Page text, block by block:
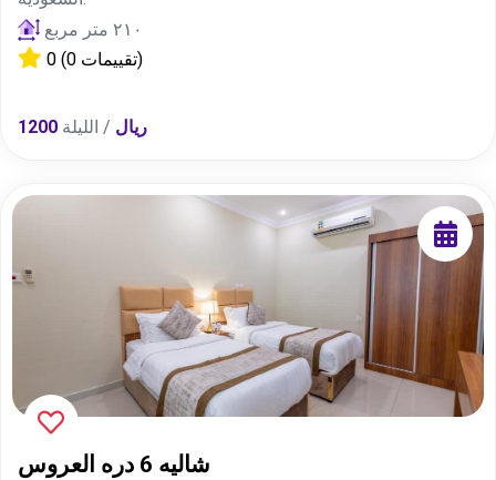
٢١٠ متر مربع
0
(0 تقييمات)
1200 ريال / الليلة
شاليه 6 دره العروس